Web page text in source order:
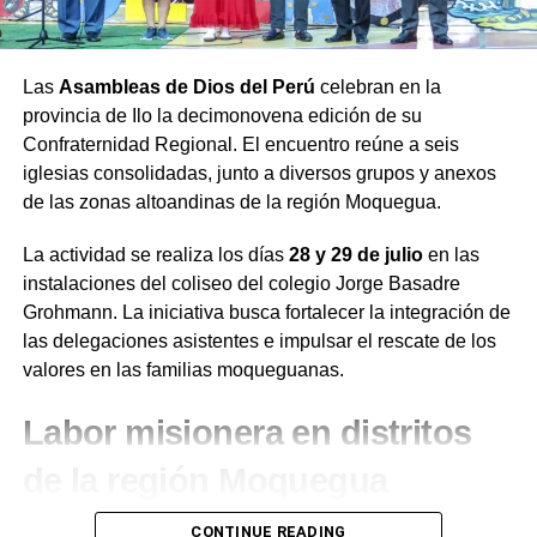
Las Asambleas de Dios del Perú celebran en la
provincia de Ilo la decimonovena edición de su
Confraternidad Regional. El encuentro reúne a seis
iglesias consolidadas, junto a diversos grupos y anexos
de las zonas altoandinas de la región Moquegua.
La actividad se realiza los días 28 y 29 de julioen las
instalaciones del coliseo del colegio Jorge Basadre
Grohmann. La iniciativa busca fortalecer la integración de
las delegaciones asistentes e impulsar el rescate de los
valores en las familias moqueguanas.
Labor misionera en distritos
Durante el desarrollo de la jornada, el presidente de la
CONTINUE READING